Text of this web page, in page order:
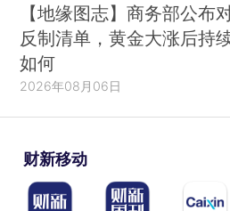
【地缘图志】商务部公布
反制清单，黄金大涨后持
如何
2026年08月06日
财新移动